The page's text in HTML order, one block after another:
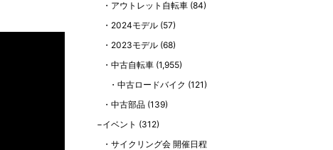
アウトレット自転車 (84)
2024モデル (57)
2023モデル (68)
中古自転車 (1,955)
中古ロードバイク (121)
中古部品 (139)
イベント (312)
サイクリング会 開催日程